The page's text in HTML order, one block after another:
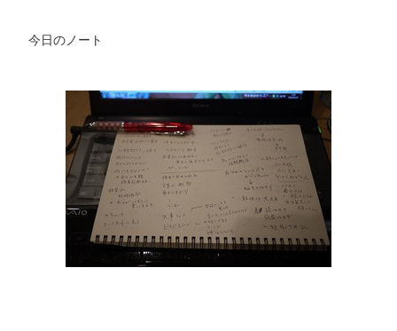
今日のノート